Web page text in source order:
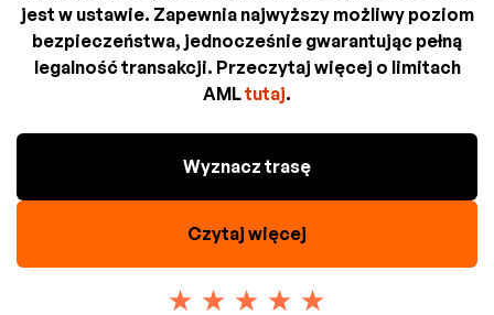
jest w ustawie. Zapewnia najwyższy możliwy poziom
bezpieczeństwa, jednocześnie gwarantując pełną
legalność transakcji. Przeczytaj więcej o limitach
AMLtutaj.
Wyznacz trasę
Czytaj więcej